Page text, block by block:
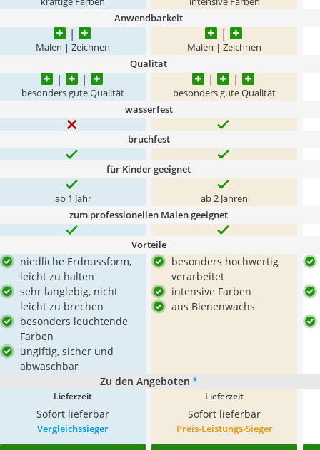
Anwendbarkeit
Malen | Zeichnen Malen | Zeichnen
Qualität
besonders gute Qualität besonders gute Qualität
wasserfest
bruchfest
für Kinder geeignet
ab 1 Jahr ab 2 Jahren
zum professionellen Malen geeignet
Vorteile
niedliche Erdnussform,
leicht zu halten
sehr langlebig, nicht
leicht zu brechen
besonders leuchtende
Farben
ungiftig, sicher und
abwaschbar
besonders hochwertig
verarbeitet
intensive Farben
aus Bienenwachs
Zu den Angeboten *
Lieferzeit
Sofort lieferbar
Lieferzeit
Sofort lieferbar
Vergleichssieger Preis-Leistungs-Sieger